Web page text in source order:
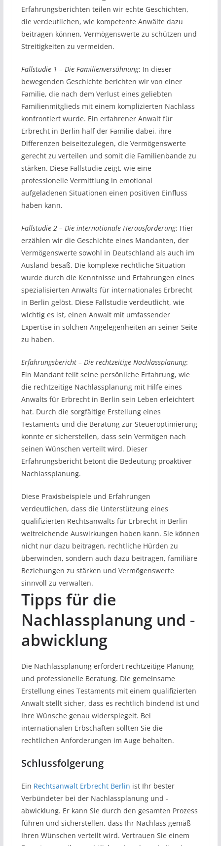
Erfahrungsberichten teilen wir echte Geschichten,
die verdeutlichen, wie kompetente Anwälte dazu
beitragen können, Vermögenswerte zu schützen und
Streitigkeiten zu vermeiden.
Fallstudie 1 – Die Familienversöhnung: In dieser
bewegenden Geschichte berichten wir von einer
Familie, die nach dem Verlust eines geliebten
Familienmitglieds mit einem komplizierten Nachlass
konfrontiert wurde. Ein erfahrener Anwalt für
Erbrecht in Berlin half der Familie dabei, ihre
Differenzen beiseitezulegen, die Vermögenswerte
gerecht zu verteilen und somit die Familienbande zu
stärken. Diese Fallstudie zeigt, wie eine
professionelle Vermittlung in emotional
aufgeladenen Situationen einen positiven Einfluss
haben kann.
Fallstudie 2 – Die internationale Herausforderung: Hier
erzählen wir die Geschichte eines Mandanten, der
Vermögenswerte sowohl in Deutschland als auch im
Ausland besaß. Die komplexe rechtliche Situation
wurde durch die Kenntnisse und Erfahrungen eines
spezialisierten Anwalts für internationales Erbrecht
in Berlin gelöst. Diese Fallstudie verdeutlicht, wie
wichtig es ist, einen Anwalt mit umfassender
Expertise in solchen Angelegenheiten an seiner Seite
zu haben.
Erfahrungsbericht – Die rechtzeitige Nachlassplanung:
Ein Mandant teilt seine persönliche Erfahrung, wie
die rechtzeitige Nachlassplanung mit Hilfe eines
Anwalts für Erbrecht in Berlin sein Leben erleichtert
hat. Durch die sorgfältige Erstellung eines
Testaments und die Beratung zur Steueroptimierung
konnte er sicherstellen, dass sein Vermögen nach
seinen Wünschen verteilt wird. Dieser
Erfahrungsbericht betont die Bedeutung proaktiver
Nachlassplanung.
Diese Praxisbeispiele und Erfahrungen
verdeutlichen, dass die Unterstützung eines
qualifizierten Rechtsanwalts für Erbrecht in Berlin
weitreichende Auswirkungen haben kann. Sie können
nicht nur dazu beitragen, rechtliche Hürden zu
überwinden, sondern auch dazu beitragen, familiäre
Beziehungen zu stärken und Vermögenswerte
sinnvoll zu verwalten.
Tipps für die
Nachlassplanung und -
abwicklung
Die Nachlassplanung erfordert rechtzeitige Planung
und professionelle Beratung. Die gemeinsame
Erstellung eines Testaments mit einem qualifizierten
Anwalt stellt sicher, dass es rechtlich bindend ist und
Ihre Wünsche genau widerspiegelt. Bei
internationalen Erbschaften sollten Sie die
rechtlichen Anforderungen im Auge behalten.
Schlussfolgerung
Ein Rechtsanwalt Erbrecht Berlin ist Ihr bester
Verbündeter bei der Nachlassplanung und -
abwicklung. Er kann Sie durch den gesamten Prozess
führen und sicherstellen, dass Ihr Nachlass gemäß
Ihren Wünschen verteilt wird. Vertrauen Sie einem